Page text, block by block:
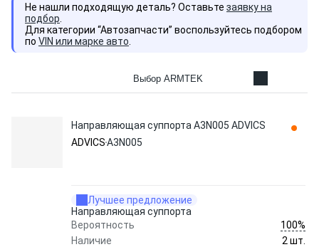
Не нашли подходящую деталь? Оставьте заявку на
подбор
Для категории “Автозапчасти” воспользуйтесь подбором
по VIN или марке авто
Выбор ARMTEK
Направляющая суппорта A3N005 ADVICS
ADVICSA3N005
Лучшее предложение
Направляющая суппорта
Вероятность
100%
Наличие
2 шт.